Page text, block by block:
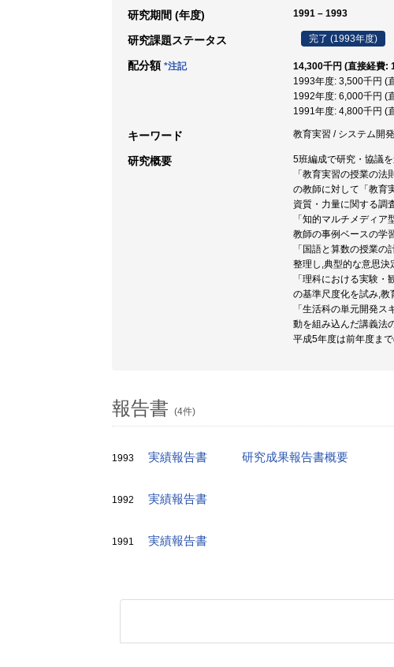
研究期間 (年度) 1991 – 1993
研究課題ステータス 完了 (1993年度)
配分額 *注記
14,300千円 (直接経費:
1993年度: 3,500千円 (
1992年度: 6,000千円 (
1991年度: 4,800千円 (
キーワード 教育実習 / システム開
研究概要
5班編成で研究・協議
「教育実習の授業の
の教師に対して「教育
資質・力量に関する調
「知的マルチメディ
教師の事例ベースの学
「国語と算数の授業
整理し,典型的な意思決
「理科における実験
の基準尺度化を試み,教
「生活科の単元開発
動を組み込んだ講義法
平成5年度は前年度ま
報告書 (4件)
1993 実績報告書 研究成果報告書概要
1992 実績報告書
1991 実績報告書